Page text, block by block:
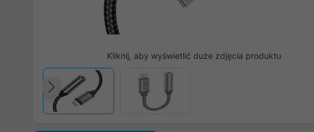
Kliknij, aby wyświetlić duże zdjęcia produktu
Poprzedni